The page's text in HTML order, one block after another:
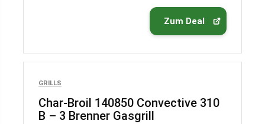
Zum Deal
GRILLS
Char-Broil 140850 Convective 310
B – 3 Brenner Gasgrill